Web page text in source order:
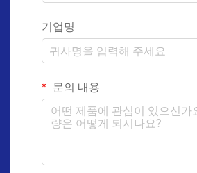
기업명
문의 내용